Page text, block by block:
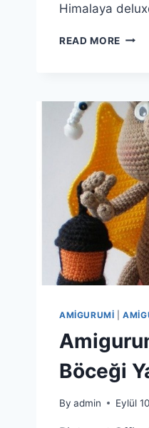
Himalaya
READ MORE
AMIGURUMI |
Böceği
By admin Eylül